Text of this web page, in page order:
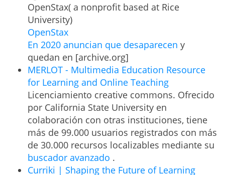
OpenStax( a nonprofit based at Rice
University)
OpenStax
En 2020 anuncian que desaparecen y
quedan en [archive.org]
MERLOT - Multimedia Education Resource
for Learning and Online Teaching
Licenciamiento creative commons. Ofrecido
por California State University en
colaboración con otras instituciones, tiene
más de 99.000 usuarios registrados con más
de 30.000 recursos localizables mediante su
buscador avanzado .
Curriki | Shaping the Future of Learning